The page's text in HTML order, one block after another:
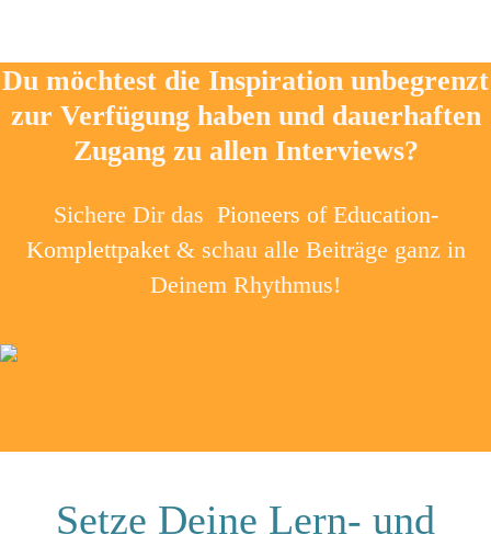
Du möchtest die Inspiration unbegrenzt
zur Verfügung haben und dauerhaften
Zugang zu allen Interviews?
Sichere Dir das Pioneers of Education-
Komplettpaket& schau alle Beiträge ganz in
Deinem Rhythmus!
Setze Deine Lern- und